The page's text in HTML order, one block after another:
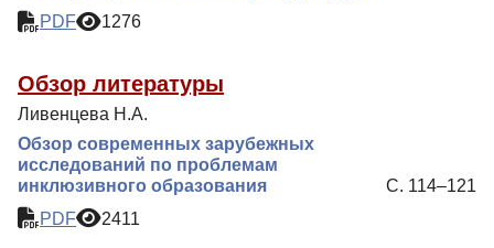
PDF
1276
Обзор литературы
Ливенцева Н.А.
Обзор современных зарубежных
исследований по проблемам
инклюзивного образования
С. 114–121
PDF
2411